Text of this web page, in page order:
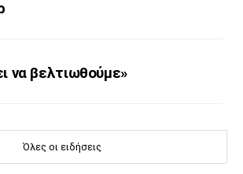
να βελτιωθούμε»
στη Θεσσαλονίκη ο
Όλες οι ειδήσεις